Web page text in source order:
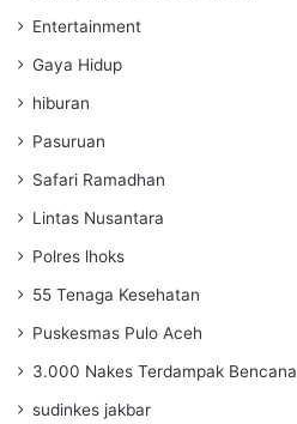
Entertainment
Gaya Hidup
hiburan
Pasuruan
Safari Ramadhan
Lintas Nusantara
Polres lhoks
55 Tenaga Kesehatan
Puskesmas Pulo Aceh
3.000 Nakes Terdampak Bencana
sudinkes jakbar